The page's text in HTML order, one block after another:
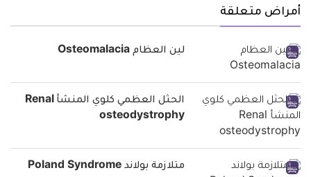
أمراض متعلقة
لين العظام Osteomalacia
الحثل العظمي كلوي المنشأ Renal
osteodystrophy
متلازمة بولاند Poland Syndrome